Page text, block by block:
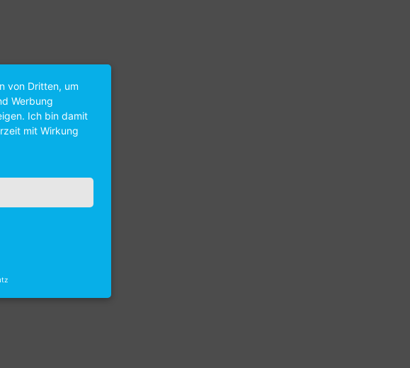
von Dritten, um
Werbung
Ich bin damit
mit Wirkung